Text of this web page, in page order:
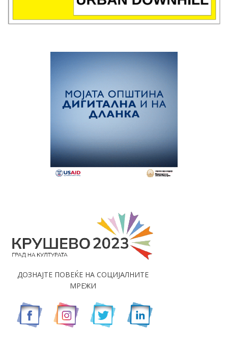
ДОЗНАЈТЕ ПОВЕЌЕ НА СОЦИЈАЛНИТЕ
МРЕЖИ